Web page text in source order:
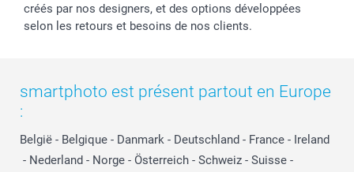
créés par nos designers, et des options développées
selon les retours et besoins de nos clients.
smartphoto est présent partout en Europe
:
België - Belgique - Danmark - Deutschland - France - Ireland
- Nederland - Norge - Österreich - Schweiz - Suisse -